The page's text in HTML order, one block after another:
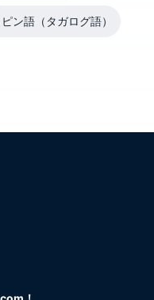
ン語（タガログ語）